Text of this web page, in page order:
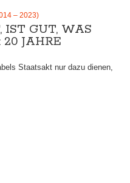
– 2023)
IST GUT, WAS
JAHRE
Staatsakt nur dazu dienen,